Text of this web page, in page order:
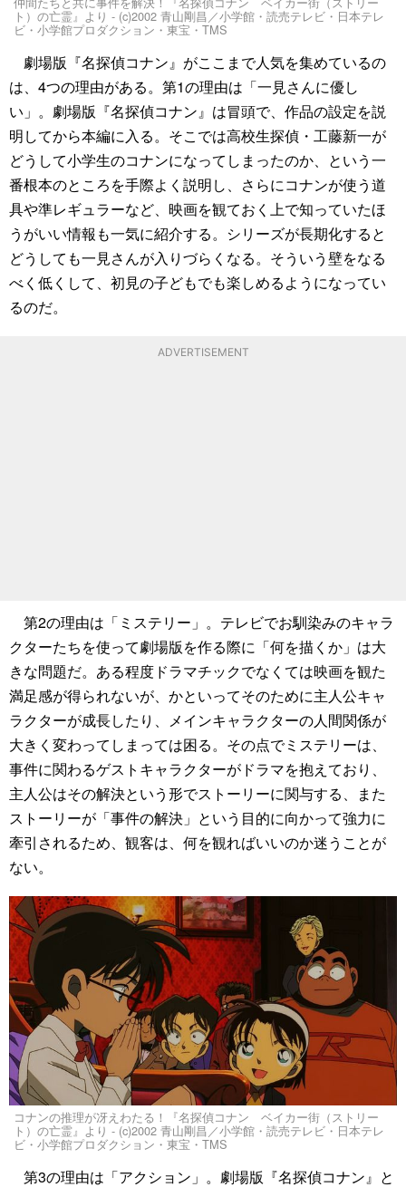
ト）の亡霊』より - (c)2002 青山剛昌／小学館・読売テレビ・日本テレ
ビ・小学館プロダクション・東宝・TMS
劇場版『名探偵コナン』がここまで人気を集めているの
は、4つの理由がある。第1の理由は「一見さんに優し
い」。劇場版『名探偵コナン』は冒頭で、作品の設定を説
明してから本編に入る。そこでは高校生探偵・工藤新一が
どうして小学生のコナンになってしまったのか、という一
番根本のところを手際よく説明し、さらにコナンが使う道
具や準レギュラーなど、映画を観ておく上で知っていたほ
うがいい情報も一気に紹介する。シリーズが長期化すると
どうしても一見さんが入りづらくなる。そういう壁をなる
べく低くして、初見の子どもでも楽しめるようになってい
るのだ。
ADVERTISEMENT
第2の理由は「ミステリー」。テレビでお馴染みのキャラ
クターたちを使って劇場版を作る際に「何を描くか」は大
きな問題だ。ある程度ドラマチックでなくては映画を観た
満足感が得られないが、かといってそのために主人公キャ
ラクターが成長したり、メインキャラクターの人間関係が
大きく変わってしまっては困る。その点でミステリーは、
事件に関わるゲストキャラクターがドラマを抱えており、
主人公はその解決という形でストーリーに関与する、また
ストーリーが「事件の解決」という目的に向かって強力に
牽引されるため、観客は、何を観ればいいのか迷うことが
ない。
コナンの推理が冴えわたる！『名探偵コナン ベイカー街（ストリー
ト）の亡霊』より - (c)2002 青山剛昌／小学館・読売テレビ・日本テレ
ビ・小学館プロダクション・東宝・TMS
第3の理由は「アクション」。劇場版『名探偵コナン』と